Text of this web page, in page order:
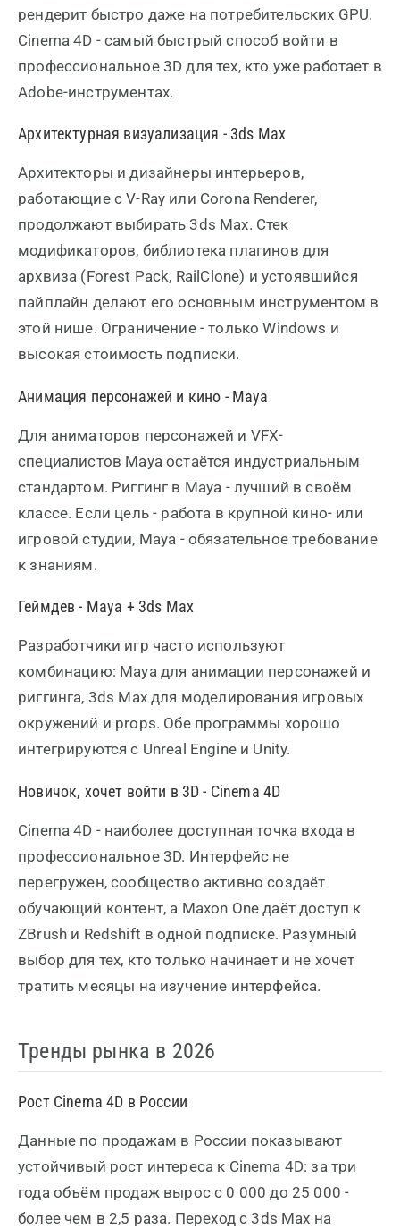
рендерит быстро даже на потребительских GPU.
Cinema 4D - самый быстрый способ войти в
профессиональное 3D для тех, кто уже работает в
Adobe-инструментах.
Архитектурная визуализация - 3ds Max
Архитекторы и дизайнеры интерьеров,
работающие с V-Ray или Corona Renderer,
продолжают выбирать 3ds Max. Стек
модификаторов, библиотека плагинов для
архвиза (Forest Pack, RailClone) и устоявшийся
пайплайн делают его основным инструментом в
этой нише. Ограничение - только Windows и
высокая стоимость подписки.
Анимация персонажей и кино - Maya
Для аниматоров персонажей и VFX-
специалистов Maya остаётся индустриальным
стандартом. Риггинг в Maya - лучший в своём
классе. Если цель - работа в крупной кино- или
игровой студии, Maya - обязательное требование
к знаниям.
Геймдев - Maya + 3ds Max
Разработчики игр часто используют
комбинацию: Maya для анимации персонажей и
риггинга, 3ds Max для моделирования игровых
окружений и props. Обе программы хорошо
интегрируются с Unreal Engine и Unity.
Новичок, хочет войти в 3D - Cinema 4D
Cinema 4D - наиболее доступная точка входа в
профессиональное 3D. Интерфейс не
перегружен, сообщество активно создаёт
обучающий контент, а Maxon One даёт доступ к
ZBrush и Redshift в одной подписке. Разумный
выбор для тех, кто только начинает и не хочет
тратить месяцы на изучение интерфейса.
Тренды рынка в 2026
Рост Cinema 4D в России
Данные по продажам в России показывают
устойчивый рост интереса к Cinema 4D: за три
года объём продаж вырос с 0 000 до 25 000 -
более чем в 2,5 раза. Переход с 3ds Max на